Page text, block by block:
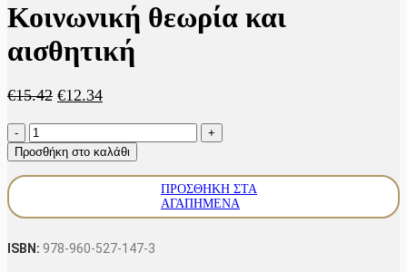
Κοινωνική θεωρία και
αισθητική
€15.42 Original
€15.42.
€12.34Η
είναι:
€12.34.
Κοινωνική
θεωρία
και
αισθητική
Προσθήκη στο καλάθι
ΠΡΟΣΘΉΚΗ ΣΤΑ
ΑΓΑΠΗΜΈΝΑ
ISBN: 978-960-527-147-3